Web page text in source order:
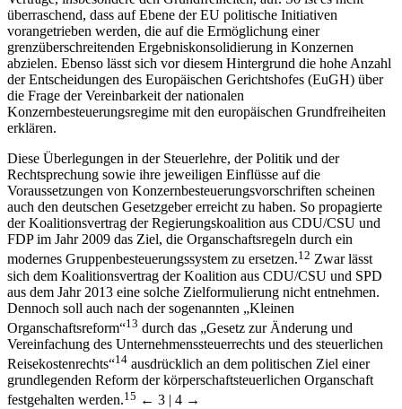
überraschend, dass auf Ebene der EU politische Initiativen
vorangetrieben werden, die auf die Ermöglichung einer
grenzüberschreitenden Ergebniskonsolidierung in Konzernen
abzielen. Ebenso lässt sich vor diesem Hintergrund die hohe Anzahl
der Entscheidungen des Europäischen Gerichtshofes (EuGH) über
die Frage der Vereinbarkeit der nationalen
Konzernbesteuerungsregime mit den europäischen Grundfreiheiten
erklären.
Diese Überlegungen in der Steuerlehre, der Politik und der
Rechtsprechung sowie ihre jeweiligen Einflüsse auf die
Voraussetzungen von Konzernbesteuerungsvorschriften scheinen
auch den deutschen Gesetzgeber erreicht zu haben. So propagierte
der Koalitionsvertrag der Regierungskoalition aus CDU/CSU und
FDP im Jahr 2009 das Ziel, die Organschaftsregeln durch ein
modernes Gruppenbesteuerungssystem zu ersetzen.12 Zwar lässt
sich dem Koalitionsvertrag der Koalition aus CDU/CSU und SPD
aus dem Jahr 2013 eine solche Zielformulierung nicht entnehmen.
Dennoch soll auch nach der sogenannten „Kleinen
Organschaftsreform“13 durch das „Gesetz zur Änderung und
Vereinfachung des Unternehmenssteuerrechts und des steuerlichen
Reisekostenrechts“14 ausdrücklich an dem politischen Ziel einer
grundlegenden Reform der körperschaftsteuerlichen Organschaft
festgehalten werden.15 ← 3 | 4 →